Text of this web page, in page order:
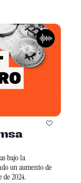
bajo la
un aumento de
de 2024.